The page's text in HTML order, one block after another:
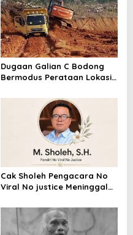
Dugaan Galian C Bodong
Bermodus Perataan Lokasi
Riau Akan Tinjauan Lokasi
Cak Sholeh Pengacara No
Viral No justice Meninggal